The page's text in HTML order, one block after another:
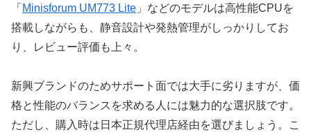
「 Minisforum UM773 Lite 」などのモデルは高性能CPUを
搭載しながらも、静音設計や発熱管理がしっかりしてお
り、レビュー評価も上々。
新興ブランドのためサポート面では大手に劣りますが、価
格と性能のバランスを求める人には魅力的な選択肢です。
ただし、購入時は日本正規代理店経由を選びましょう。こ